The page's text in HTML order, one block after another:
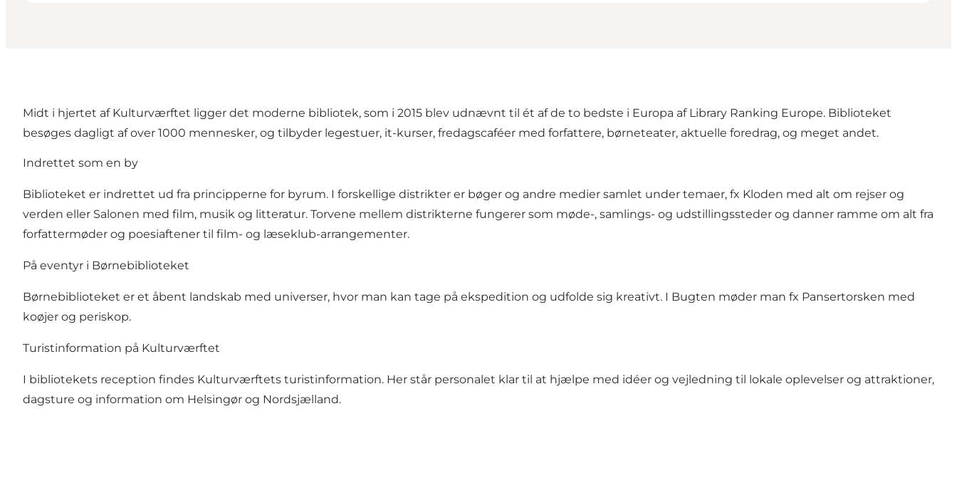
Midt i hjertet af Kulturværftet ligger det moderne bibliotek, som i 2015 blev udnævnt til ét af de to bedste i Europa af Library Ranking Europe. Biblioteket
besøges dagligt af over 1000 mennesker, og tilbyder legestuer, it-kurser, fredagscaféer med forfattere, børneteater, aktuelle foredrag, og meget andet.
Indrettet som en by
Biblioteket er indrettet ud fra principperne for byrum. I forskellige distrikter er bøger og andre medier samlet under temaer, fx Kloden med alt om rejser og
verden eller Salonen med film, musik og litteratur. Torvene mellem distrikterne fungerer som møde-, samlings- og udstillingssteder og danner ramme om alt fra
forfattermøder og poesiaftener til film- og læseklub-arrangementer.
På eventyr i Børnebiblioteket
Børnebiblioteket er et åbent landskab med universer, hvor man kan tage på ekspedition og udfolde sig kreativt. I Bugten møder man fx Pansertorsken med
koøjer og periskop.
Turistinformation på Kulturværftet
I bibliotekets reception findes Kulturværftets turistinformation. Her står personalet klar til at hjælpe med idéer og vejledning til lokale oplevelser og attraktioner,
dagsture og information om Helsingør og Nordsjælland.